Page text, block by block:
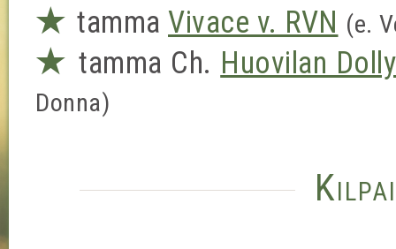
★ tamma Vivace v. RVN (e.
★ tamma Ch. Huovilan Dolly
Donna)